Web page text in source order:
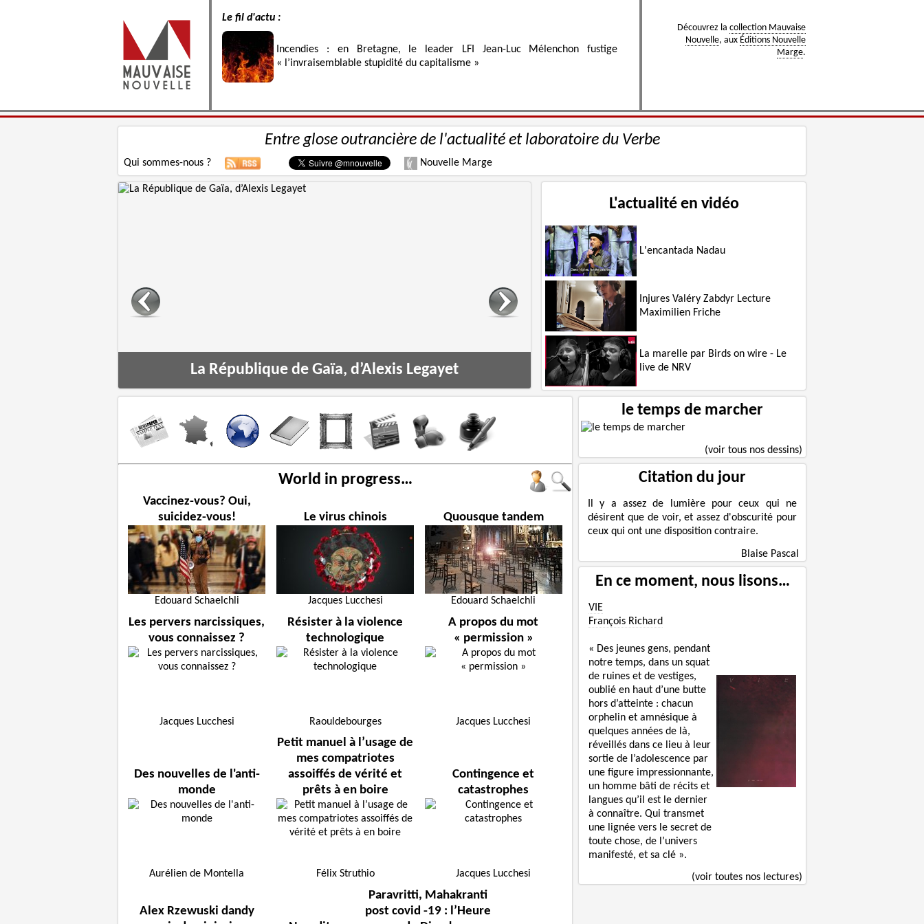
Le fil d'actu :
Incendies : en Bretagne, le leader LFI Jean-Luc Mélenchon fustige
« l’invraisemblable stupidité du capitalisme »
Découvrez la collection Mauvaise
Nouvelle, aux Éditions Nouvelle
Marge.
Entre glose outrancière de l'actualité et laboratoire du Verbe
Qui sommes-nous ? Nouvelle Marge
La République de Gaïa, d’Alexis Legayet
Le courage contre son époque
L'actualité en vidéo
L'encantada Nadau
Injures Valéry Zabdyr Lecture
Maximilien Friche
La marelle par Birds on wire - Le
live de NRV
World in progress…
Vaccinez-vous? Oui,
suicidez-vous!
Edouard Schaelchli
Le virus chinois
Jacques Lucchesi
Quousque tandem
Edouard Schaelchli
Les pervers narcissiques,
vous connaissez ?
Jacques Lucchesi
Résister à la violence
technologique
Raouldebourges
A propos du mot
« permission »
Jacques Lucchesi
Des nouvelles de l'anti-
monde
Aurélien de Montella
Petit manuel à l’usage de
mes compatriotes
assoiffés de vérité et
prêts à en boire
Félix Struthio
Contingence et
catastrophes
Jacques Lucchesi
Alex Rzewuski dandy
Paravritti, Mahakranti
post covid -19 : l’Heure
le temps de marcher
(voir tous nos dessins)
Citation du jour
Il y a assez de lumière pour ceux qui ne
désirent que de voir, et assez d'obscurité pour
ceux qui ont une disposition contraire.
Blaise Pascal
En ce moment, nous lisons…
VIE
François Richard
« Des jeunes gens, pendant
notre temps, dans un squat
de ruines et de vestiges,
oublié en haut d’une butte
hors d’atteinte : chacun
orphelin et amnésique à
quelques années de là,
réveillés dans ce lieu à leur
sortie de l’adolescence par
une figure impressionnante,
un homme bâti de récits et
langues qu’il est le dernier
à connaître. Qui transmet
une lignée vers le secret de
toute chose, de l’univers
manifesté, et sa clé ».
(voir toutes nos lectures)